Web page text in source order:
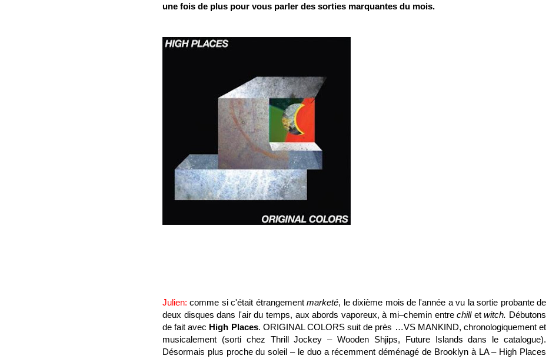
une fois de plus pour vous parler des sorties marquantes du mois.
Julien:comme si c'était étrangementmarketé, le dixième mois de l'année a vu la sortie probante de
deux disques dans l'air du temps, aux abords vaporeux, à mi–chemin entrechill etwitch. Débutons
de fait avec High Places. ORIGINAL COLORS suit de près …VS MANKIND, chronologiquement et
musicalement (sorti chez Thrill Jockey – Wooden Shjips, Future Islands dans le catalogue).
Désormais plus proche du soleil – le duo a récemment déménagé de Brooklyn à LA – High Places